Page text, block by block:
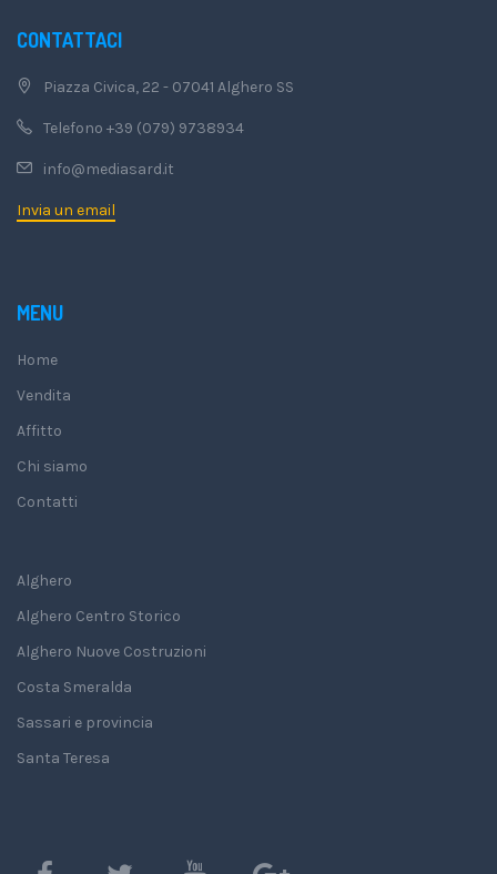
CONTATTACI
Piazza Civica, 22 - 07041 Alghero SS
Telefono +39 (079) 9738934
info@mediasard.it
Invia un email
MENU
Home
Vendita
Affitto
Chi siamo
Contatti
Alghero
Alghero Centro Storico
Alghero Nuove Costruzioni
Costa Smeralda
Sassari e provincia
Santa Teresa